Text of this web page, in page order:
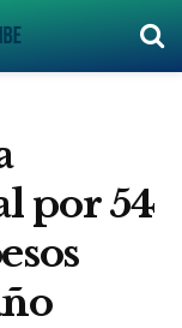
por 54